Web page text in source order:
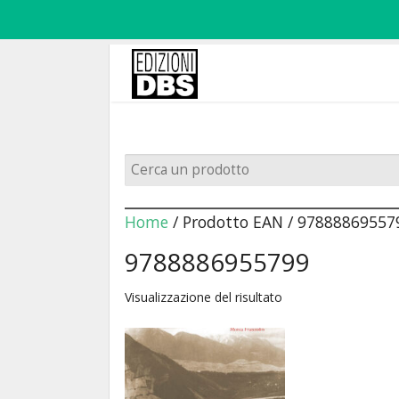
Home/ Prodotto EAN /
9788886955799
Visualizzazione del risultato